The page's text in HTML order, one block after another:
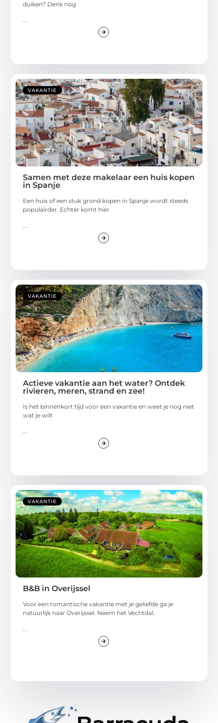
duiken? Denk nog
...
VAKANTIE
Samen met deze makelaar een huis kopen
in Spanje
Een huis of een stuk grond kopen in Spanje wordt steeds
populairder. Echter komt hier
VAKANTIE
Actieve vakantie aan het water? Ontdek
rivieren, meren, strand en zee!
Is het binnenkort tijd voor een vakantie en weet je nog niet
wat je wilt
...
VAKANTIE
B&B in Overijssel
Voor een romantische vakantie met je geliefde ga je
natuurlijk naar Overijssel. Neem het Vechtdal.